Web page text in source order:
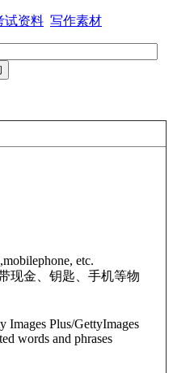
试资料 写作素材
etc.
现金、钥匙、手机等物
Images Plus/GettyImages
words and phrases